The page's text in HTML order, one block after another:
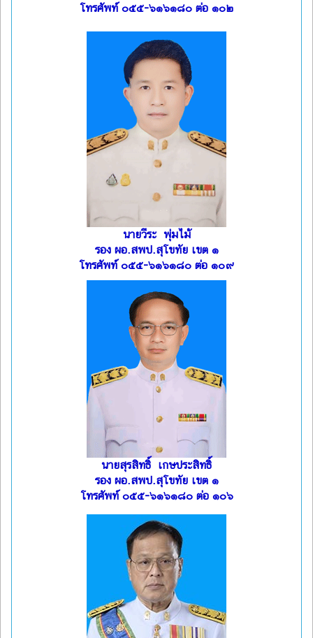
โทรศัพท์ ๐๕๕-๖๑๖๑๘๐ ต่อ ๑๐๒
นายวีระ พุ่มไม้
รอง ผอ.สพป.สุโขทัย เขต ๑
โทรศัพท์ ๐๕๕-๖๑๖๑๘๐ ต่อ ๑๐๙
นายสุรสิทธิ์ เกษประสิทธิ์
รอง ผอ.สพป.สุโขทัย เขต ๑
โทรศัพท์ ๐๕๕-๖๑๖๑๘๐ ต่อ ๑๐๖